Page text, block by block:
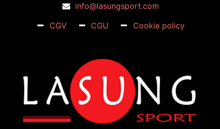
info@lasungsport.com
CGV
CGU Cookie policy